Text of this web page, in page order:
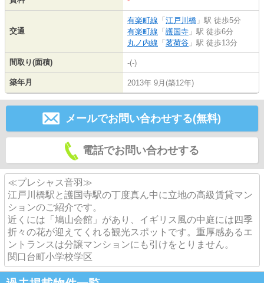
交通
有楽町線 「 江戸川橋 」駅 徒歩5分
有楽町線 「 護国寺 」駅 徒歩6分
丸ノ内線 「 茗荷谷 」駅 徒歩13分
間取り(面積) -(-)
築年月 2013年 9月(築12年)
メールでお問い合わせする(無料)
電話でお問い合わせする
≪プレシャス音羽≫
江戸川橋駅と護国寺駅の丁度真ん中に立地の高級賃貸マン
ションのご紹介です。
近くには「鳩山会館」があり、イギリス風の中庭には四季
折々の花が迎えてくれる観光スポットです。重厚感あるエ
ントランスは分譲マンションにも引けをとりません。
関口台町小学校学区